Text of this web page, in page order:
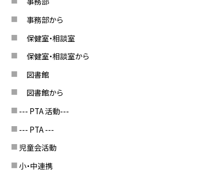
事務部から
保健室・相談室
保健室・相談室から
図書館
図書館から
--- PTA 活動---
--- PTA ---
児童会活動
小・中連携